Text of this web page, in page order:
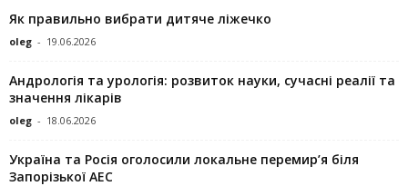
Як правильно вибрати дитяче ліжечко
oleg - 19.06.2026
Андрологія та урологія: розвиток науки, сучасні реалії та
значення лікарів
oleg - 18.06.2026
Україна та Росія оголосили локальне перемир’я біля
Запорізької АЕС